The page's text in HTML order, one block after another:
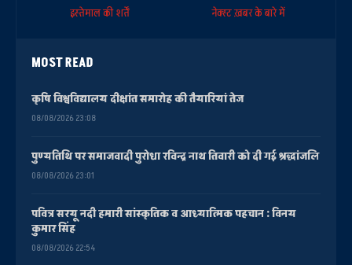
इस्तेमाल की शर्तें
नेक्स्ट ख़बर के बारे में
MOST READ
कृषि विश्वविद्यालय दीक्षांत समारोह की तैयारियां तेज
08/08/2026 23:08
पुण्यतिथि पर समाजवादी पुरोधा रविन्द्र नाथ तिवारी को दी गई श्रद्धांजलि
08/08/2026 23:01
पवित्र सरयू नदी हमारी सांस्कृतिक व आध्यात्मिक पहचान : विनय
कुमार सिंह
08/08/2026 22:54